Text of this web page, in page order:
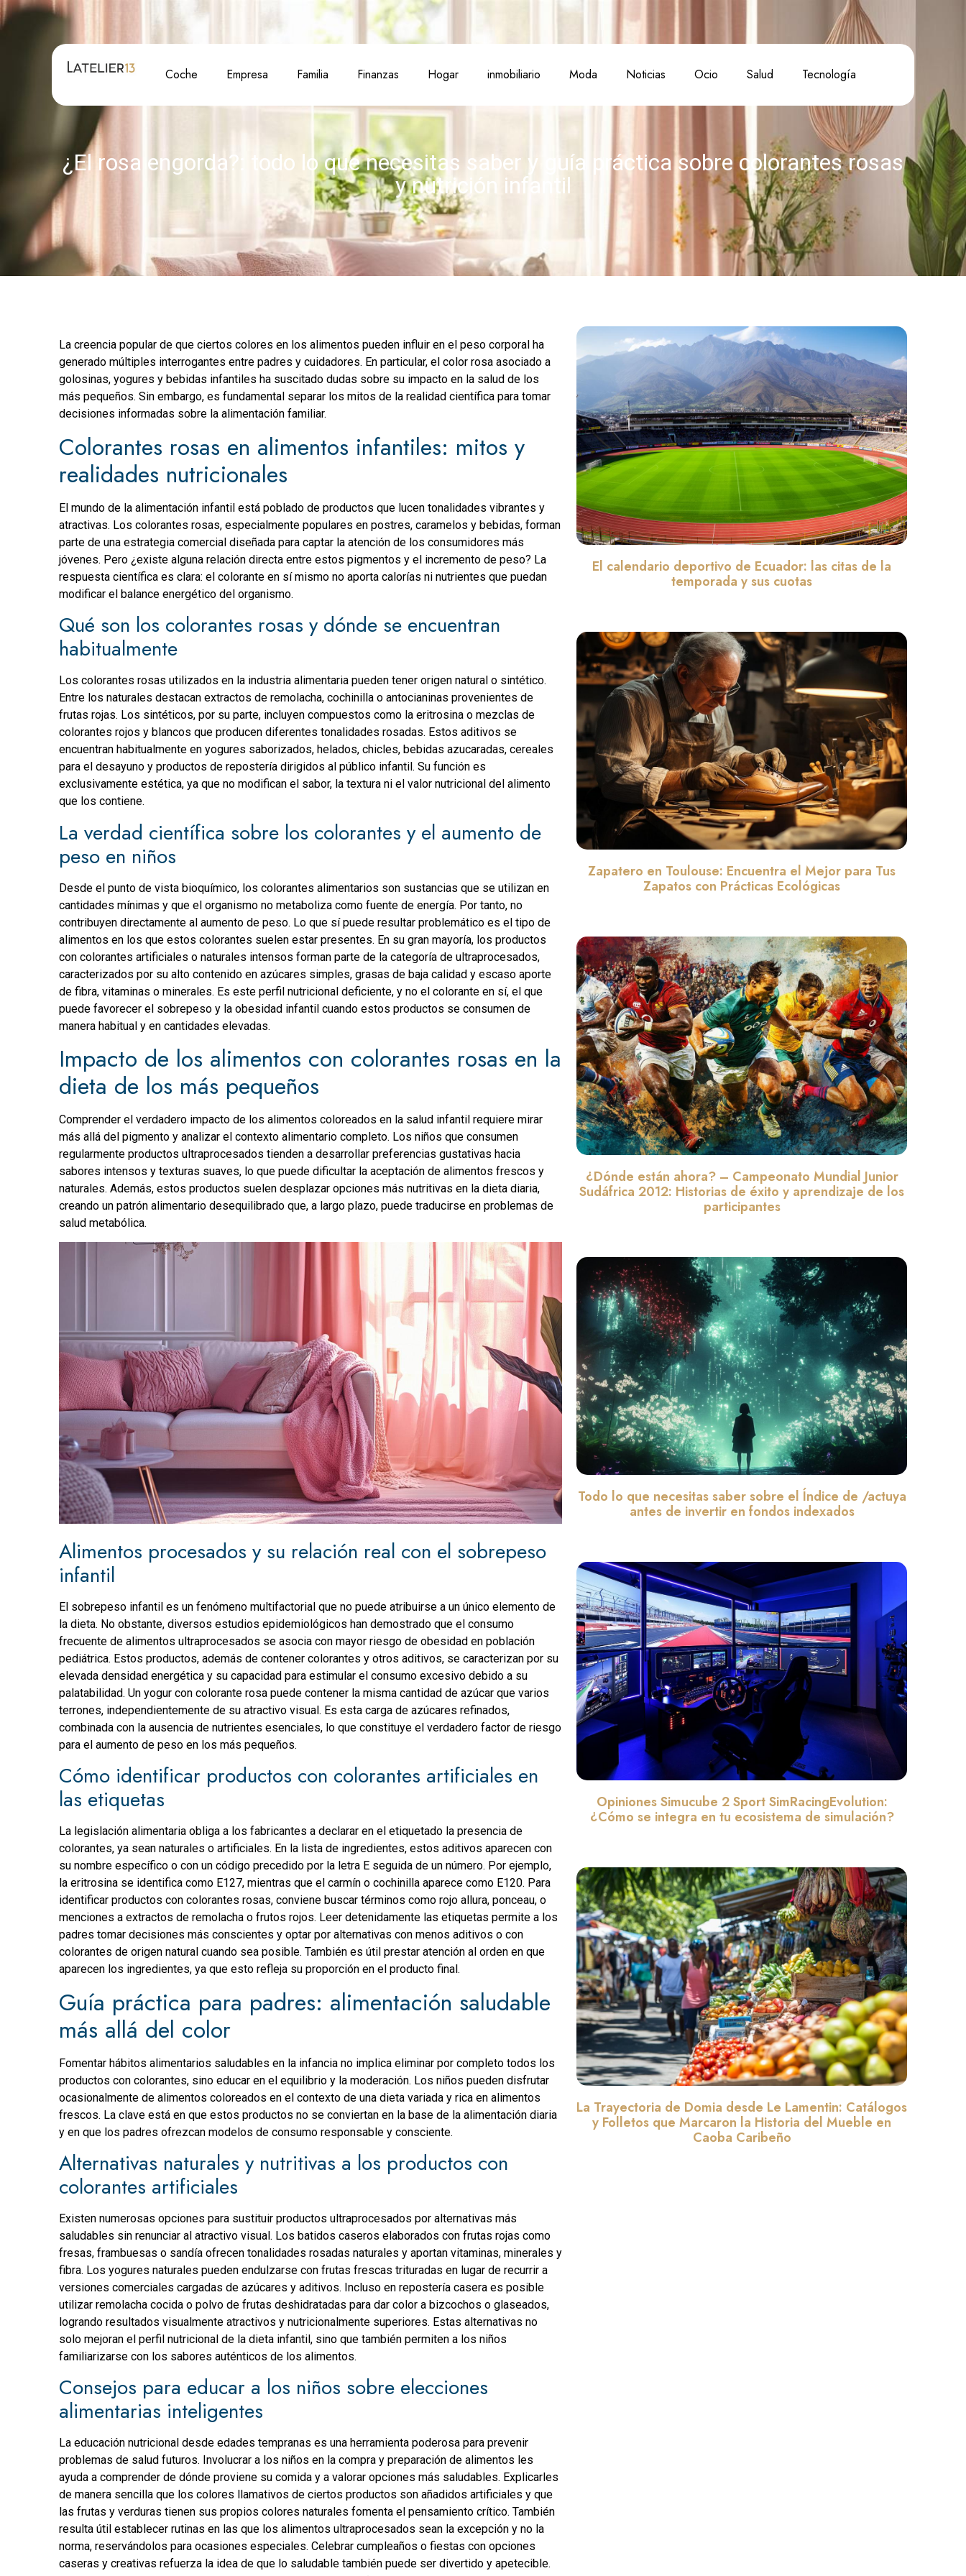
Coche Empresa Familia Finanzas Hogar inmobiliario Moda Noticias Ocio Salud Tecnología
¿El rosa engorda?: todo lo que necesitas saber y guía práctica sobre colorantes rosas
y nutrición infantil
La creencia popular de que ciertos colores en los alimentos pueden influir en el peso corporal ha
generado múltiples interrogantes entre padres y cuidadores. En particular, el color rosa asociado a
golosinas, yogures y bebidas infantiles ha suscitado dudas sobre su impacto en la salud de los
más pequeños. Sin embargo, es fundamental separar los mitos de la realidad científica para tomar
decisiones informadas sobre la alimentación familiar.
Colorantes rosas en alimentos infantiles: mitos y
realidades nutricionales
El mundo de la alimentación infantil está poblado de productos que lucen tonalidades vibrantes y
atractivas. Los colorantes rosas, especialmente populares en postres, caramelos y bebidas, forman
parte de una estrategia comercial diseñada para captar la atención de los consumidores más
jóvenes. Pero ¿existe alguna relación directa entre estos pigmentos y el incremento de peso? La
respuesta científica es clara: el colorante en sí mismo no aporta calorías ni nutrientes que puedan
modificar el balance energético del organismo.
Qué son los colorantes rosas y dónde se encuentran
habitualmente
Los colorantes rosas utilizados en la industria alimentaria pueden tener origen natural o sintético.
Entre los naturales destacan extractos de remolacha, cochinilla o antocianinas provenientes de
frutas rojas. Los sintéticos, por su parte, incluyen compuestos como la eritrosina o mezclas de
colorantes rojos y blancos que producen diferentes tonalidades rosadas. Estos aditivos se
encuentran habitualmente en yogures saborizados, helados, chicles, bebidas azucaradas, cereales
para el desayuno y productos de repostería dirigidos al público infantil. Su función es
exclusivamente estética, ya que no modifican el sabor, la textura ni el valor nutricional del alimento
que los contiene.
La verdad científica sobre los colorantes y el aumento de
peso en niños
Desde el punto de vista bioquímico, los colorantes alimentarios son sustancias que se utilizan en
cantidades mínimas y que el organismo no metaboliza como fuente de energía. Por tanto, no
contribuyen directamente al aumento de peso. Lo que sí puede resultar problemático es el tipo de
alimentos en los que estos colorantes suelen estar presentes. En su gran mayoría, los productos
con colorantes artificiales o naturales intensos forman parte de la categoría de ultraprocesados,
caracterizados por su alto contenido en azúcares simples, grasas de baja calidad y escaso aporte
de fibra, vitaminas o minerales. Es este perfil nutricional deficiente, y no el colorante en sí, el que
puede favorecer el sobrepeso y la obesidad infantil cuando estos productos se consumen de
manera habitual y en cantidades elevadas.
Impacto de los alimentos con colorantes rosas en la
dieta de los más pequeños
Comprender el verdadero impacto de los alimentos coloreados en la salud infantil requiere mirar
más allá del pigmento y analizar el contexto alimentario completo. Los niños que consumen
regularmente productos ultraprocesados tienden a desarrollar preferencias gustativas hacia
sabores intensos y texturas suaves, lo que puede dificultar la aceptación de alimentos frescos y
naturales. Además, estos productos suelen desplazar opciones más nutritivas en la dieta diaria,
creando un patrón alimentario desequilibrado que, a largo plazo, puede traducirse en problemas de
salud metabólica.
Alimentos procesados y su relación real con el sobrepeso
infantil
El sobrepeso infantil es un fenómeno multifactorial que no puede atribuirse a un único elemento de
la dieta. No obstante, diversos estudios epidemiológicos han demostrado que el consumo
frecuente de alimentos ultraprocesados se asocia con mayor riesgo de obesidad en población
pediátrica. Estos productos, además de contener colorantes y otros aditivos, se caracterizan por su
elevada densidad energética y su capacidad para estimular el consumo excesivo debido a su
palatabilidad. Un yogur con colorante rosa puede contener la misma cantidad de azúcar que varios
terrones, independientemente de su atractivo visual. Es esta carga de azúcares refinados,
combinada con la ausencia de nutrientes esenciales, lo que constituye el verdadero factor de riesgo
para el aumento de peso en los más pequeños.
Cómo identificar productos con colorantes artificiales en
las etiquetas
La legislación alimentaria obliga a los fabricantes a declarar en el etiquetado la presencia de
colorantes, ya sean naturales o artificiales. En la lista de ingredientes, estos aditivos aparecen con
su nombre específico o con un código precedido por la letra E seguida de un número. Por ejemplo,
la eritrosina se identifica como E127, mientras que el carmín o cochinilla aparece como E120. Para
identificar productos con colorantes rosas, conviene buscar términos como rojo allura, ponceau, o
menciones a extractos de remolacha o frutos rojos. Leer detenidamente las etiquetas permite a los
padres tomar decisiones más conscientes y optar por alternativas con menos aditivos o con
colorantes de origen natural cuando sea posible. También es útil prestar atención al orden en que
aparecen los ingredientes, ya que esto refleja su proporción en el producto final.
Guía práctica para padres: alimentación saludable
más allá del color
Fomentar hábitos alimentarios saludables en la infancia no implica eliminar por completo todos los
productos con colorantes, sino educar en el equilibrio y la moderación. Los niños pueden disfrutar
ocasionalmente de alimentos coloreados en el contexto de una dieta variada y rica en alimentos
frescos. La clave está en que estos productos no se conviertan en la base de la alimentación diaria
y en que los padres ofrezcan modelos de consumo responsable y consciente.
Alternativas naturales y nutritivas a los productos con
colorantes artificiales
Existen numerosas opciones para sustituir productos ultraprocesados por alternativas más
saludables sin renunciar al atractivo visual. Los batidos caseros elaborados con frutas rojas como
fresas, frambuesas o sandía ofrecen tonalidades rosadas naturales y aportan vitaminas, minerales y
fibra. Los yogures naturales pueden endulzarse con frutas frescas trituradas en lugar de recurrir a
versiones comerciales cargadas de azúcares y aditivos. Incluso en repostería casera es posible
utilizar remolacha cocida o polvo de frutas deshidratadas para dar color a bizcochos o glaseados,
logrando resultados visualmente atractivos y nutricionalmente superiores. Estas alternativas no
solo mejoran el perfil nutricional de la dieta infantil, sino que también permiten a los niños
familiarizarse con los sabores auténticos de los alimentos.
Consejos para educar a los niños sobre elecciones
alimentarias inteligentes
La educación nutricional desde edades tempranas es una herramienta poderosa para prevenir
problemas de salud futuros. Involucrar a los niños en la compra y preparación de alimentos les
ayuda a comprender de dónde proviene su comida y a valorar opciones más saludables. Explicarles
de manera sencilla que los colores llamativos de ciertos productos son añadidos artificiales y que
las frutas y verduras tienen sus propios colores naturales fomenta el pensamiento crítico. También
resulta útil establecer rutinas en las que los alimentos ultraprocesados sean la excepción y no la
norma, reservándolos para ocasiones especiales. Celebrar cumpleaños o fiestas con opciones
caseras y creativas refuerza la idea de que lo saludable también puede ser divertido y apetecible.
El calendario deportivo de Ecuador: las citas de la
temporada y sus cuotas
Zapatero en Toulouse: Encuentra el Mejor para Tus
Zapatos con Prácticas Ecológicas
¿Dónde están ahora? – Campeonato Mundial Junior
Sudáfrica 2012: Historias de éxito y aprendizaje de los
participantes
Todo lo que necesitas saber sobre el Índice de /actuya
antes de invertir en fondos indexados
Opiniones Simucube 2 Sport SimRacingEvolution:
¿Cómo se integra en tu ecosistema de simulación?
La Trayectoria de Domia desde Le Lamentin: Catálogos
y Folletos que Marcaron la Historia del Mueble en
Caoba Caribeño